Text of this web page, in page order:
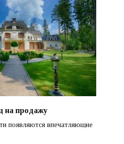
на продажу
появляются впечатляющие